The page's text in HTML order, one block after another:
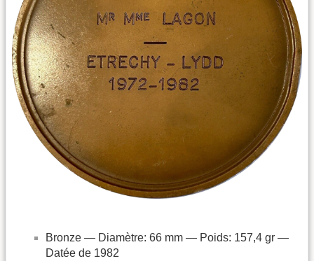
Bronze — Diamètre: 66 mm — Poids: 157,4 gr —
Datée de 1982